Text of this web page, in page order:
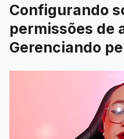
Configurando
permissões de
Gerenciando